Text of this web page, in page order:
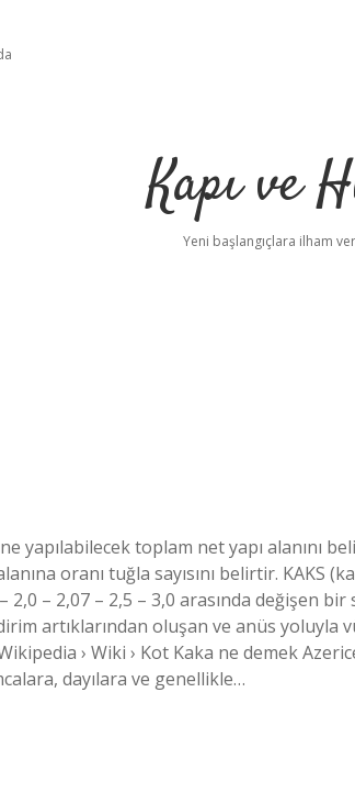
Kapı ve
Yeni başlangıçlara ilham
yapılabilecek toplam net yapı alanını
oranı tuğla sayısını belirtir. KAKS
– 2,07 – 2,5 – 3,0 arasında değişen bir
artıklarından oluşan ve anüs yoluyla
› Wiki › Kot Kaka ne demek
dayılara ve genellikle…